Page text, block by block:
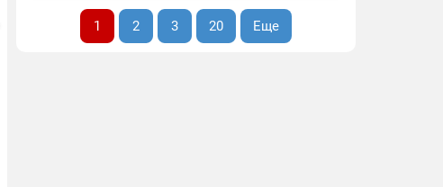
1 2 3 20 Еще